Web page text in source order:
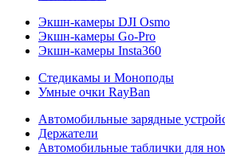
Экшн-камеры DJI Osmo
Экшн-камеры Go-Pro
Экшн-камеры Insta360
Стедикамы и Моноподы
Умные очки RayBan
Автомобильные зарядные
Держатели
Автомобильные таблички для